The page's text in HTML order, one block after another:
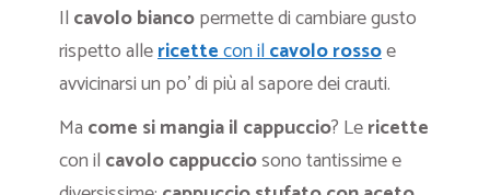
Il cavolo biancopermette di cambiare gusto
rispetto allericettecon ilcavolo rossoe
avvicinarsi un po’ di più al sapore dei crauti.
Ma come si mangia il cappuccio? Lericette
con il cavolo cappucciosono tantissime e